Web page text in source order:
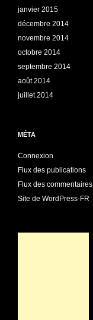
janvier 2015
décembre 2014
novembre 2014
octobre 2014
septembre 2014
août 2014
juillet 2014
MÉTA
Connexion
Flux des publications
Flux des commentaires
Site de WordPress-FR